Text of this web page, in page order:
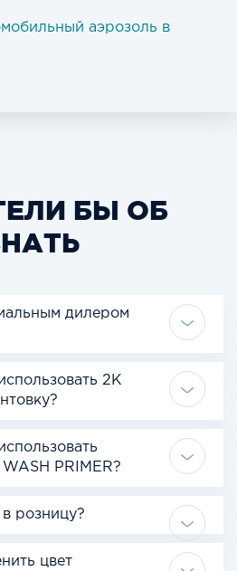
аэрозоль в
БЫ ОБ
дилером
2К
PRIMER?
розницу?
цвет